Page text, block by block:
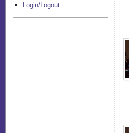
Login/Logout